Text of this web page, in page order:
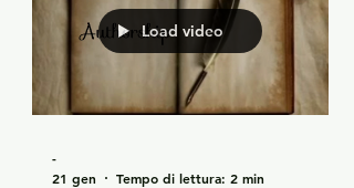
Load video
-
21 gen
Tempo di lettura: 2 min